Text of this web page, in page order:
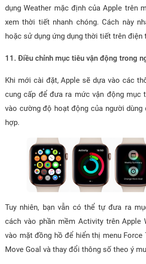
dụng Weather mặc định của Apple trên
xem thời tiết nhanh chóng. Cách này
hoặc sử dụng ứng dụng thời tiết trên điện
11. Điều chỉnh mục tiêu vận động trong
Khi mới cài đặt, Apple sẽ dựa vào các
cung cấp để đưa ra mức vận động mục
vào cường độ hoạt động của người dùng
hợp.
Tuy nhiên, bạn vẫn có thể tự đưa ra
cách vào phần mềm Activity trên Apple
vào mặt đồng hồ để hiển thị menu Force
Move Goal và thay đổi thông số theo ý